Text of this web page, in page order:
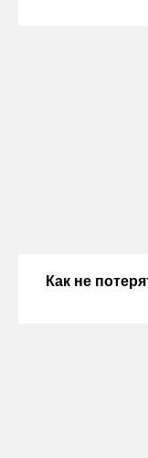
Как не